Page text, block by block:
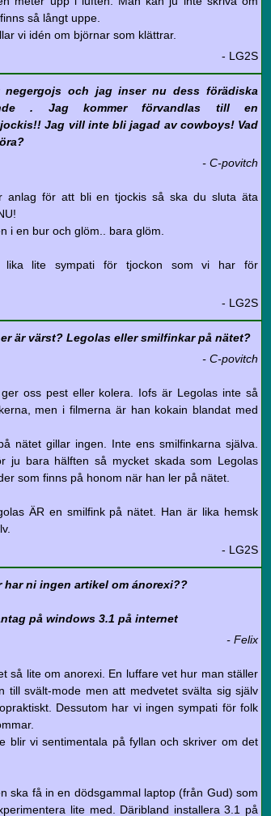
så långt uppe.
vi idén om björnar som klättrar.
- LG2S
negergojs och jag inser nu dess förädiska
. Jag kommer förvandlas till en
Jag vill inte bli jagad av cowboys! Vad
- C-povitch
anlag för att bli en tjockis så ska du sluta äta
i en bur och glöm.. bara glöm.
lika lite sympati för tjockon som vi har för
- LG2S
är värst? Legolas eller smilfinkar på nätet?
- C-povitch
oss pest eller kolera. Iofs är Legolas inte så
men i filmerna är han kokain blandat med
nätet gillar ingen. Inte ens smilfinkarna själva.
ju bara hälften så mycket skada som Legolas
som finns på honom när han ler på nätet.
ÄR en smilfink på nätet. Han är lika hemsk
- LG2S
har ni ingen artikel om ánorexi??
på windows 3.1 på internet
- Felix
så lite om anorexi. En luffare vet hur man ställer
till svält-mode men att medvetet svälta sig själv
Dessutom har vi ingen sympati för folk
blir vi sentimentala på fyllan och skriver om det
ska få in en dödsgammal laptop (från Gud) som
lite med. Däribland installera 3.1 på